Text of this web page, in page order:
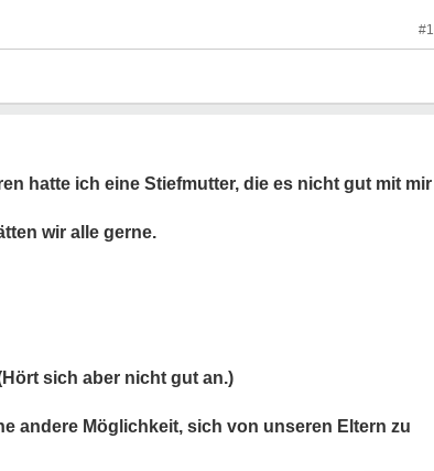
#1
hatte ich eine Stiefmutter, die es nicht gut mit mir
wir alle gerne.
sich aber nicht gut an.)
andere Möglichkeit, sich von unseren Eltern zu